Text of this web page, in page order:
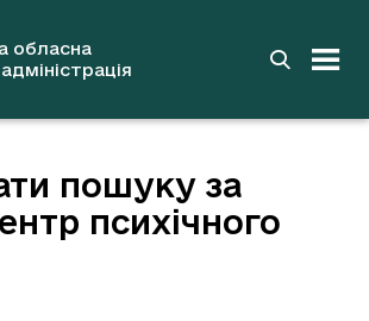
обласна
пошуку за
психічного